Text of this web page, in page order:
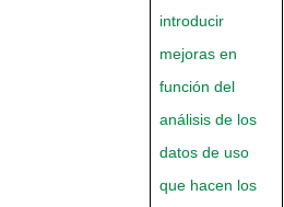
introducir
mejoras en
función del
análisis de los
datos de uso
que hacen los